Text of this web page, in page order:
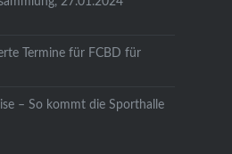
Termine für FCBD für
– So kommt die Sporthalle